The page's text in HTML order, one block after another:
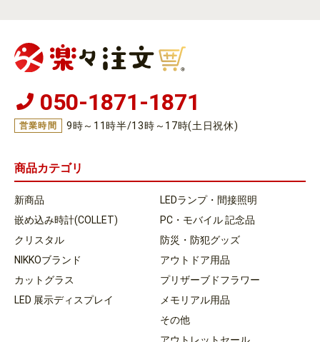
050-1871-1871
営業時間 9時～11時半/13時～17時(土日祝休)
商品カテゴリ
新商品
嵌め込み時計(COLLET)
クリスタル
NIKKOブランド
カットグラス
LED 展示ディスプレイ
LEDランプ・間接照明
PC・モバイル 記念品
防災・防犯グッズ
アウトドア用品
プリザーブドフラワー
メモリアル用品
その他